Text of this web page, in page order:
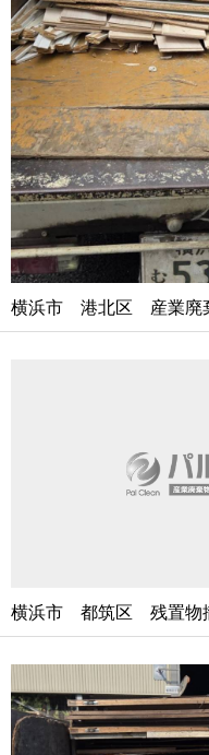
横浜市 港北区 産業廃
横浜市 都筑区 残置物